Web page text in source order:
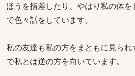
ほうを指差したり、やはり私の体
で色々話をしています。
私の友達も私の方をまともに見ら
で私とは逆の方を向いています。